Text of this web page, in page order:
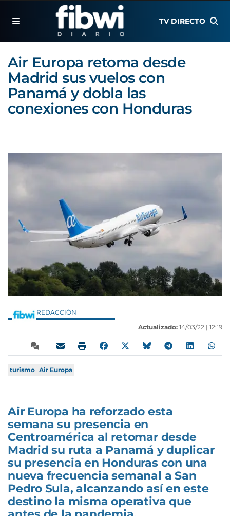
TV DIRECTO
Air Europa retoma desde
Madrid sus vuelos con
Panamá y dobla las
conexiones con Honduras
REDACCIÓN
Actualizado: 14/03/22 | 12:19
turismo Air Europa
Air Europa ha reforzado esta
semana su presencia en
Centroamérica al retomar desde
Madrid su ruta a Panamá y duplicar
su presencia en Honduras con una
nueva frecuencia semanal a San
Pedro Sula, alcanzando así en este
destino la misma operativa que